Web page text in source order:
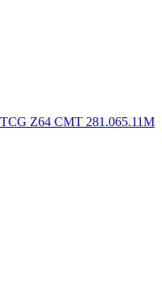
Z64 CMT 281.065.11M